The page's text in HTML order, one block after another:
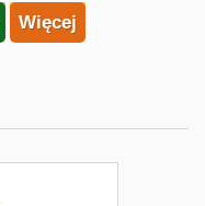
Więcej